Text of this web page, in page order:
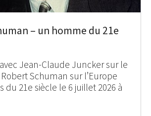
– un homme du 21e
Jean-Claude Juncker sur le
Schuman sur l’Europe
du 21e siècle le 6 juillet 2026 à